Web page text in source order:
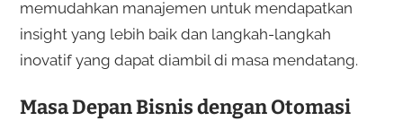
memudahkan manajemen untuk mendapatkan
insight yang lebih baik dan langkah-langkah
inovatif yang dapat diambil di masa mendatang.
Masa Depan Bisnis dengan Otomasi